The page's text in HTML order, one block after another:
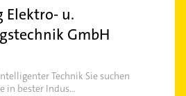
Elektro- u.
GmbH
Technik Sie suchen
in bester Indus...